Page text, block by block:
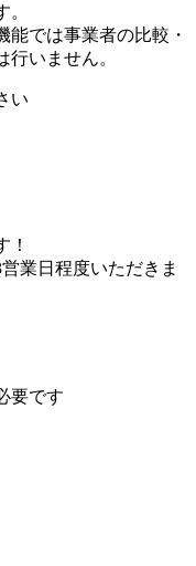
能では事業者の比較・
いません。
い
！
業日程度いただきま
要です